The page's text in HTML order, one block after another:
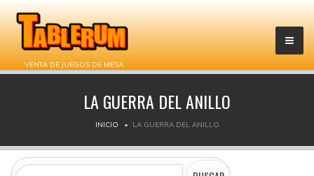
VENTA DE JUEGOS DE MESA
LA GUERRA DEL ANILLO
INICIO LA GUERRA DEL ANILLO